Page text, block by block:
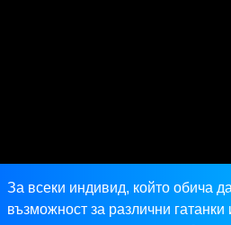
За всеки индивид, който обича
възможност за различни